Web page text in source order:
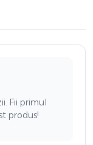
Fii primul
produs!